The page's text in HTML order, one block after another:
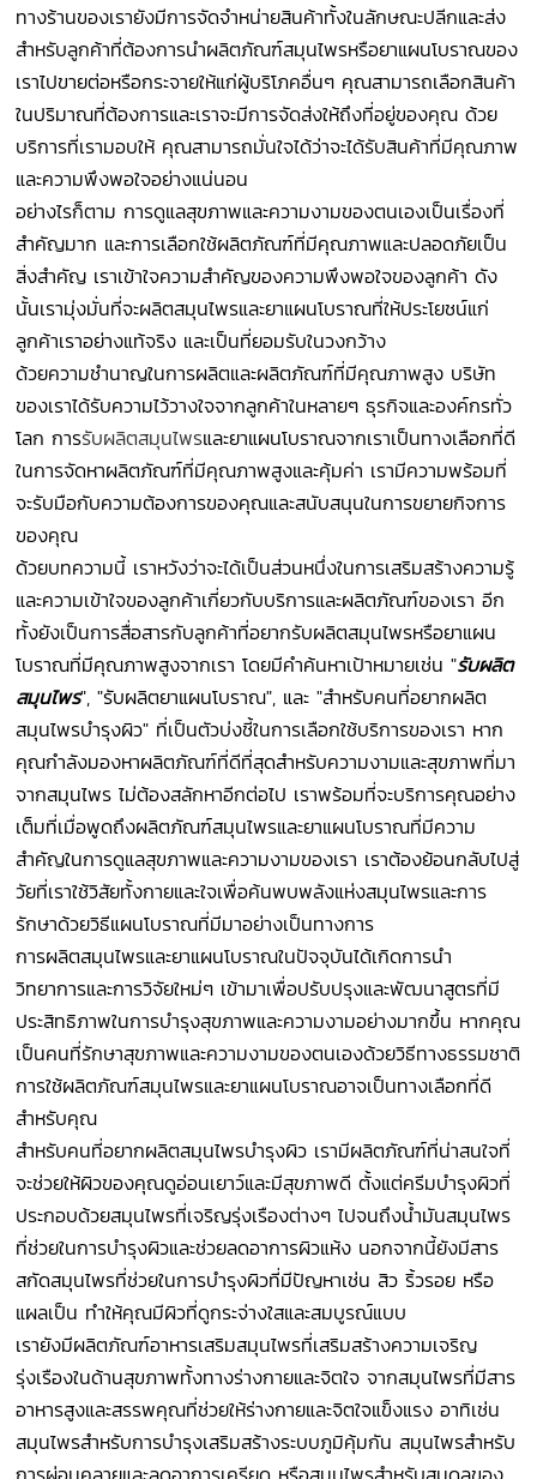
ทางร้านของเรายังมีการจัดจำหน่ายสินค้าทั้งในลักษณะปลีกและส่ง
สำหรับลูกค้าที่ต้องการนำผลิตภัณฑ์สมุนไพรหรือยาแผนโบราณของ
เราไปขายต่อหรือกระจายให้แก่ผู้บริโภคอื่นๆ คุณสามารถเลือกสินค้า
ในปริมาณที่ต้องการและเราจะมีการจัดส่งให้ถึงที่อยู่ของคุณ ด้วย
บริการที่เรามอบให้ คุณสามารถมั่นใจได้ว่าจะได้รับสินค้าที่มีคุณภาพ
และความพึงพอใจอย่างแน่นอน
อย่างไรก็ตาม การดูแลสุขภาพและความงามของตนเองเป็นเรื่องที่
สำคัญมาก และการเลือกใช้ผลิตภัณฑ์ที่มีคุณภาพและปลอดภัยเป็น
สิ่งสำคัญ เราเข้าใจความสำคัญของความพึงพอใจของลูกค้า ดัง
นั้นเรามุ่งมั่นที่จะผลิตสมุนไพรและยาแผนโบราณที่ให้ประโยชน์แก่
ลูกค้าเราอย่างแท้จริง และเป็นที่ยอมรับในวงกว้าง
ด้วยความชำนาญในการผลิตและผลิตภัณฑ์ที่มีคุณภาพสูง บริษัท
ของเราได้รับความไว้วางใจจากลูกค้าในหลายๆ ธุรกิจและองค์กรทั่ว
โลก การรับผลิตสมุนไพรและยาแผนโบราณจากเราเป็นทางเลือกที่ดี
ในการจัดหาผลิตภัณฑ์ที่มีคุณภาพสูงและคุ้มค่า เรามีความพร้อมที่
จะรับมือกับความต้องการของคุณและสนับสนุนในการขยายกิจการ
ของคุณ
ด้วยบทความนี้ เราหวังว่าจะได้เป็นส่วนหนึ่งในการเสริมสร้างความรู้
และความเข้าใจของลูกค้าเกี่ยวกับบริการและผลิตภัณฑ์ของเรา อีก
ทั้งยังเป็นการสื่อสารกับลูกค้าที่อยากรับผลิตสมุนไพรหรือยาแผน
โบราณที่มีคุณภาพสูงจากเรา โดยมีคำค้นหาเป้าหมายเช่น "รับผลิต
สมุนไพร", "รับผลิตยาแผนโบราณ", และ "สำหรับคนที่อยากผลิต
สมุนไพรบำรุงผิว" ที่เป็นตัวบ่งชี้ในการเลือกใช้บริการของเรา หาก
คุณกำลังมองหาผลิตภัณฑ์ที่ดีที่สุดสำหรับความงามและสุขภาพที่มา
จากสมุนไพร ไม่ต้องสลักหาอีกต่อไป เราพร้อมที่จะบริการคุณอย่าง
เต็มที่เมื่อพูดถึงผลิตภัณฑ์สมุนไพรและยาแผนโบราณที่มีความ
สำคัญในการดูแลสุขภาพและความงามของเรา เราต้องย้อนกลับไปสู่
วัยที่เราใช้วิสัยทั้งกายและใจเพื่อค้นพบพลังแห่งสมุนไพรและการ
รักษาด้วยวิธีแผนโบราณที่มีมาอย่างเป็นทางการ
การผลิตสมุนไพรและยาแผนโบราณในปัจจุบันได้เกิดการนำ
วิทยาการและการวิจัยใหม่ๆ เข้ามาเพื่อปรับปรุงและพัฒนาสูตรที่มี
ประสิทธิภาพในการบำรุงสุขภาพและความงามอย่างมากขึ้น หากคุณ
เป็นคนที่รักษาสุขภาพและความงามของตนเองด้วยวิธีทางธรรมชาติ
การใช้ผลิตภัณฑ์สมุนไพรและยาแผนโบราณอาจเป็นทางเลือกที่ดี
สำหรับคุณ
สำหรับคนที่อยากผลิตสมุนไพรบำรุงผิว เรามีผลิตภัณฑ์ที่น่าสนใจที่
จะช่วยให้ผิวของคุณดูอ่อนเยาว์และมีสุขภาพดี ตั้งแต่ครีมบำรุงผิวที่
ประกอบด้วยสมุนไพรที่เจริญรุ่งเรืองต่างๆ ไปจนถึงน้ำมันสมุนไพร
ที่ช่วยในการบำรุงผิวและช่วยลดอาการผิวแห้ง นอกจากนี้ยังมีสาร
สกัดสมุนไพรที่ช่วยในการบำรุงผิวที่มีปัญหาเช่น สิว ริ้วรอย หรือ
แผลเป็น ทำให้คุณมีผิวที่ดูกระจ่างใสและสมบูรณ์แบบ
เรายังมีผลิตภัณฑ์อาหารเสริมสมุนไพรที่เสริมสร้างความเจริญ
รุ่งเรืองในด้านสุขภาพทั้งทางร่างกายและจิตใจ จากสมุนไพรที่มีสาร
อาหารสูงและสรรพคุณที่ช่วยให้ร่างกายและจิตใจแข็งแรง อาทิเช่น
สมุนไพรสำหรับการบำรุงเสริมสร้างระบบภูมิคุ้มกัน สมุนไพรสำหรับ